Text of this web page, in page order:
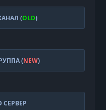
(OLD)
(NEW)
СЕРВЕР